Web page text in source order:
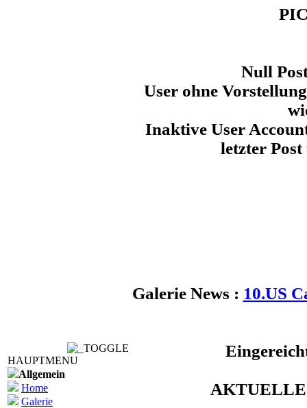
HAUPTMENU
Allgemein
Home
Galerie
Null
User ohne
Inaktive User
letzter
Galerie News : 10.US